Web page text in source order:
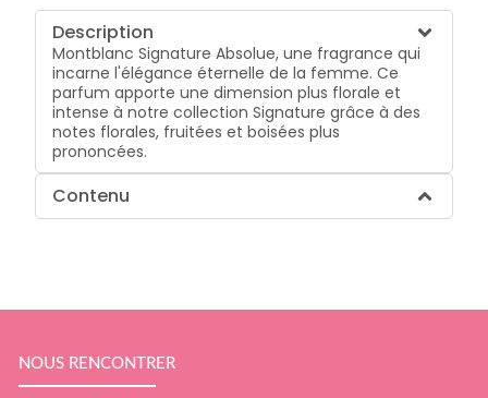
Description
Montblanc Signature Absolue, une fragrance qui
incarne l'élégance éternelle de la femme. Ce
parfum apporte une dimension plus florale et
intense à notre collection Signature grâce à des
notes florales, fruitées et boisées plus
prononcées.
Contenu
NOUS RENCONTRER